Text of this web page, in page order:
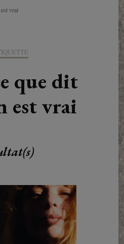
vrai
que dit
est vrai